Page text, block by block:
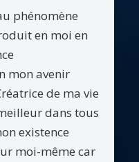
phénomène
en moi en
mon avenir
de ma vie
dans tous
existence
moi-même car